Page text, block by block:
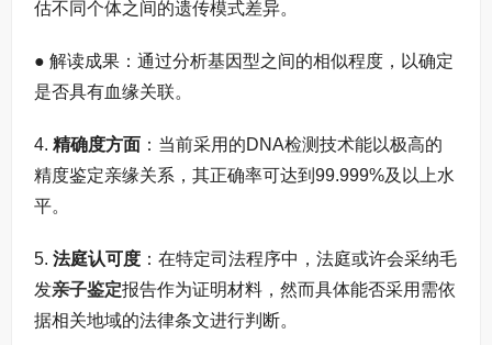
估不同个体之间的遗传模式差异。
● 解读成果：通过分析基因型之间的相似程度，以确定
是否具有血缘关联。
4. 精确度方面 ：当前采用的DNA检测技术能以极高的
精度鉴定亲缘关系，其正确率可达到99.999%及以上水
平。
5. 法庭认可度 ：在特定司法程序中，法庭或许会采纳毛
发亲子鉴定报告作为证明材料，然而具体能否采用需依
据相关地域的法律条文进行判断。